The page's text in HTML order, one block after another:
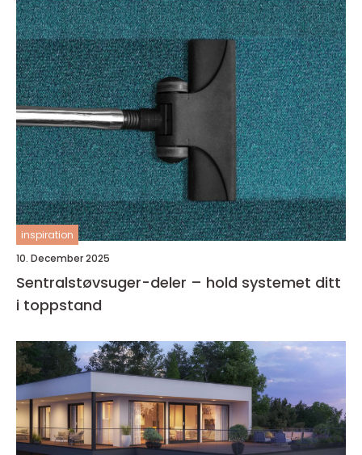
inspiration
10. December 2025
Sentralstøvsuger-deler – hold systemet ditt
i toppstand